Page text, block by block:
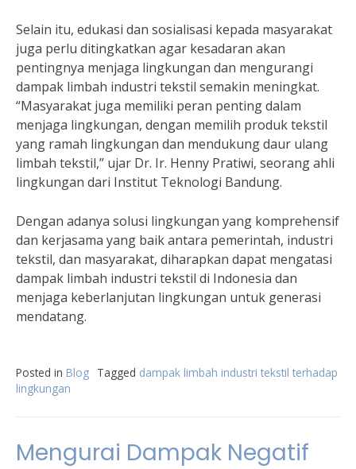
Selain itu, edukasi dan sosialisasi kepada masyarakat
juga perlu ditingkatkan agar kesadaran akan
pentingnya menjaga lingkungan dan mengurangi
dampak limbah industri tekstil semakin meningkat.
“Masyarakat juga memiliki peran penting dalam
menjaga lingkungan, dengan memilih produk tekstil
yang ramah lingkungan dan mendukung daur ulang
limbah tekstil,” ujar Dr. Ir. Henny Pratiwi, seorang ahli
lingkungan dari Institut Teknologi Bandung.
Dengan adanya solusi lingkungan yang komprehensif
dan kerjasama yang baik antara pemerintah, industri
tekstil, dan masyarakat, diharapkan dapat mengatasi
dampak limbah industri tekstil di Indonesia dan
menjaga keberlanjutan lingkungan untuk generasi
mendatang.
Posted in Blog Tagged dampak limbah industri tekstil terhadap
lingkungan
Mengurai Dampak Negatif